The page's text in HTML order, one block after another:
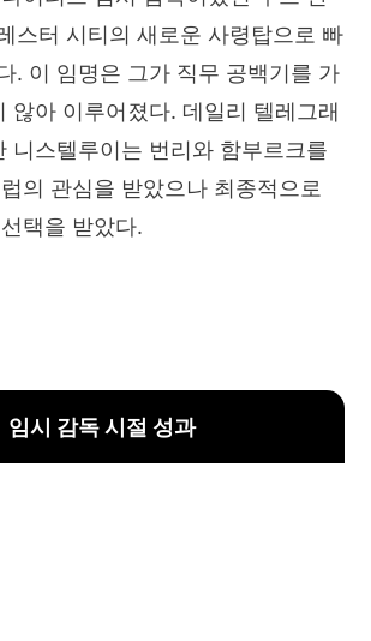
스터 시티의 새로운 사령탑으로 빠
. 이 임명은 그가 직무 공백기를 가
않아 이루어졌다. 데일리 텔레그래
니스텔루이는 번리와 함부르크를
의 관심을 받았으나 최종적으로
택을 받았다.
임시 감독 시절 성과